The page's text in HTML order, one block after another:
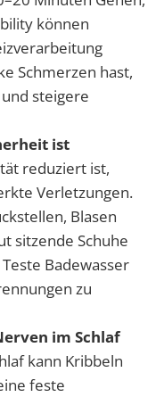
können
Schmerzen hast,
steigere
ist
reduziert ist,
Verletzungen.
Blasen
sitzende Schuhe
Badewasser
zu
im Schlaf
kann Kribbeln
feste